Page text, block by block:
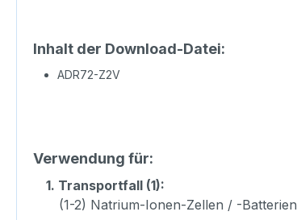
Inhalt der Download-Datei:
ADR72-Z2V
Verwendung für:
1. Transportfall (1):
(1-2) Natrium-Ionen-Zellen / -Batterien